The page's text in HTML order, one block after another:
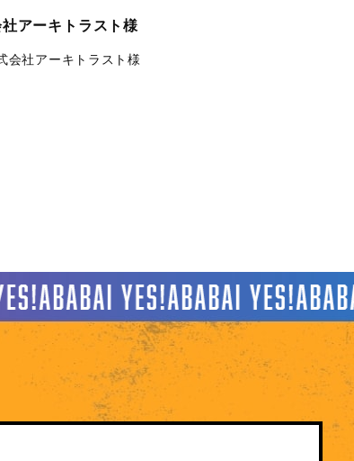
アーキトラスト様
会社アーキトラスト様